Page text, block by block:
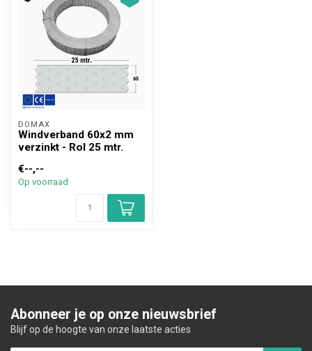
DOMAX
Windverband 60x2 mm
verzinkt - Rol 25 mtr.
€--,--
Op voorraad
Abonneer je op onze nieuwsbrief
Blijf op de hoogte van onze laatste acties